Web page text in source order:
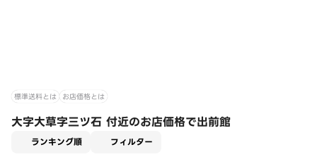
標準送料とは お店価格とは
大字大草字三ツ石 付近のお店価格で出前館
ランキング順 フィルター